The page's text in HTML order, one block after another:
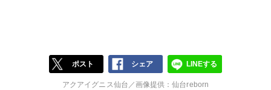
ポスト シェア LINEする
アクアイグニス仙台／画像提供：仙台reborn